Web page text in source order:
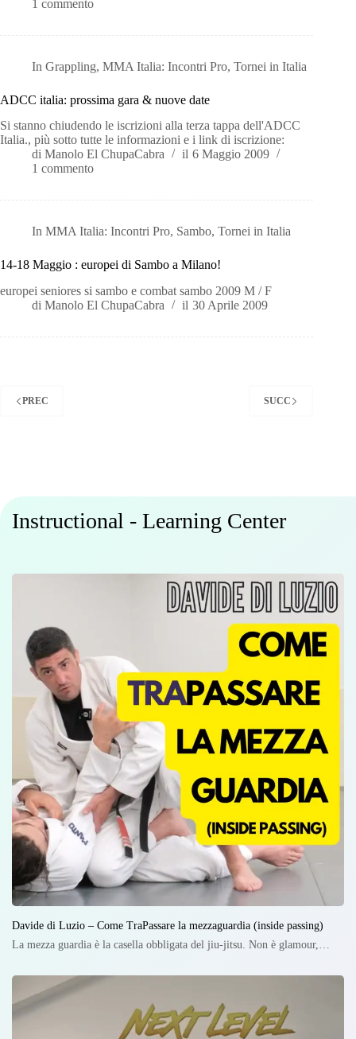
1 commento
In Grappling,MMA Italia: Incontri Pro,Tornei in Italia
ADCC italia: prossima gara & nuove date
Si stanno chiudendo le iscrizioni alla terza tappa dell'ADCC
Italia., più sotto tutte le informazioni e i link di iscrizione:
di Manolo El ChupaCabra il 6 Maggio 2009
1 commento
In MMA Italia: Incontri Pro, Sambo,Tornei in Italia
14-18 Maggio : europei di Sambo a Milano!
europei seniores si sambo e combat sambo 2009 M / F
di Manolo El ChupaCabra il 30 Aprile 2009
PREC SUCC
Instructional - Learning Center
Davide di Luzio – Come TraPassare la mezzaguardia (inside passing)
La mezza guardia è la casella obbligata del jiu-jitsu. Non è glamour,…